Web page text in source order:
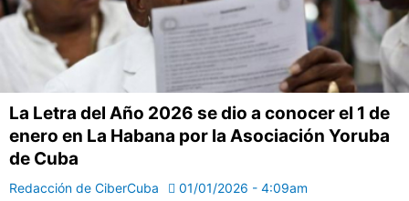
La Letra del Año 2026 se dio a conocer el 1 de
enero en La Habana por la Asociación Yoruba
de Cuba
Redacción de CiberCuba 01/01/2026 - 4:09am